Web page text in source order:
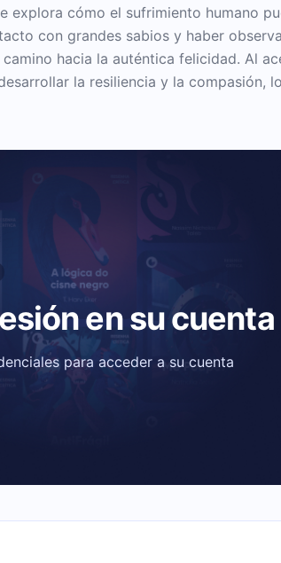
explora cómo el sufrimiento humano
con grandes sabios y haber
hacia la auténtica felicidad. Al
la resiliencia y la compasión,
en su cuenta
para acceder a su cuenta